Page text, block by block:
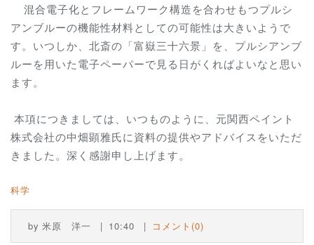
混合電子化とフレームワーク構造を合わせもつプルシ
アンブルーの機能性材料としての可能性は大きいようで
す。いつしか、北斎の「富嶽三十六景」を、プルシアンブ
ルーを用いた電子ペーパーで見る日がくればよいなと思い
ます。
本項につきましては、いつものように、元関西ペイント
株式会社の中畑顕雅氏に資料の提供やアドバイスをいただ
きました。深く感謝申し上げます。
科学
by 米原 洋一 10:40 コメント(0)